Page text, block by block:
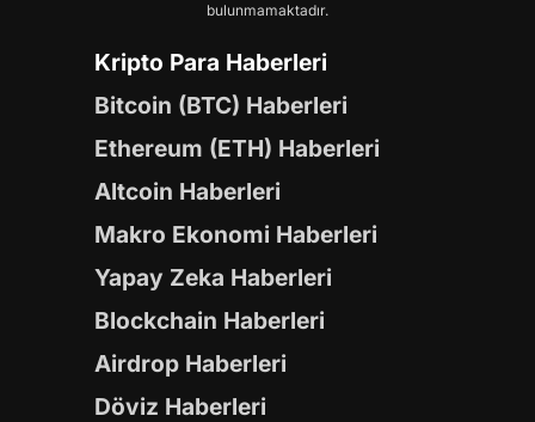
bulunmamaktadır.
Kripto Para Haberleri
Bitcoin (BTC) Haberleri
Ethereum (ETH) Haberleri
Altcoin Haberleri
Makro Ekonomi Haberleri
Yapay Zeka Haberleri
Blockchain Haberleri
Airdrop Haberleri
Döviz Haberleri